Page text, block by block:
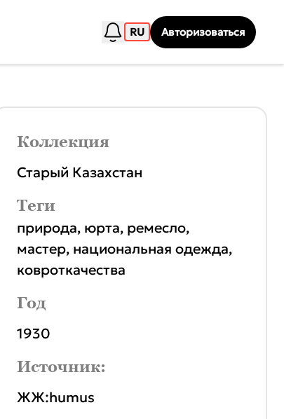
RU Авторизоваться
Коллекция
Старый Казахстан
Теги
природа, юрта, ремесло,
мастер, национальная одежда,
ковроткачества
Год
1930
Источник:
ЖЖ:humus